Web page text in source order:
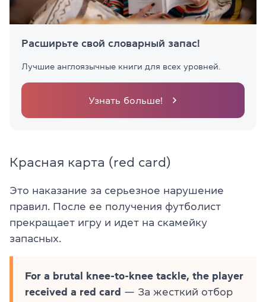
Расширьте свой словарный запас!
Лучшие англоязычные книги для всех уровней.
Узнать больше!
Красная карта (red card)
Это наказание за серьезное нарушение
правил. После ее получения футболист
прекращает игру и идет на скамейку
запасных.
For a brutal knee-to-knee tackle, the player
received a red card — За жесткий отбор